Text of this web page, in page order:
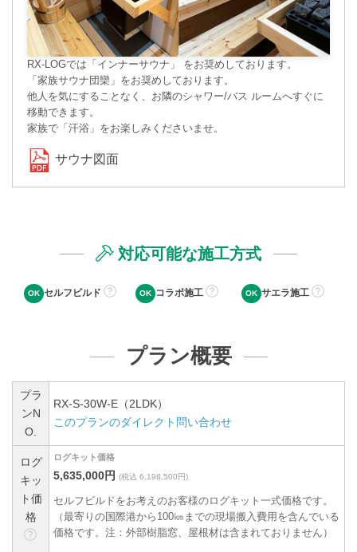
RX-LOGでは「インナーサウナ」 をお奨めしております。
「家族サウナ団欒」をお奨めしております。
他人を気にすることなく、お隣のシャワー/バス ルームへすぐに
移動できます。
家族で「汗浴」をお楽しみくださいませ。
サウナ図面
対応可能な施工方式
セルフビルド コラボ施工 サエラ施工
プラン概要
プラ
ンN
O.
RX-S-30W-E（2LDK）
このプランのダイレクト問い合わせ
ログ
キッ
ト価
格
ログキット価格
5,635,000円 (税込 6,198,500円)
セルフビルドをお考えのお客様のログキット一式価格です。
（最寄りの国際港から100㎞までの現場搬入費用を含んでいる
価格です。注：外部樹脂窓、屋根材は含まれておりません）